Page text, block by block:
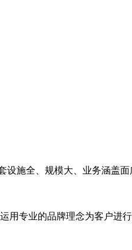
施全、规模大、业务涵盖面
用专业的品牌理念为客户进